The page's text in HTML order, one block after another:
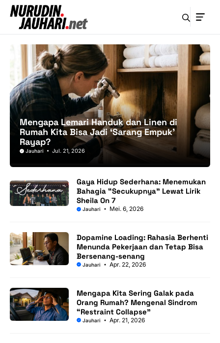
Langsung
Mengapa Lemari Handuk dan Linen di
Rumah Kita Bisa Jadi ‘Sarang Empuk’
Rayap?
Jauhari Jul. 21, 2026
Gaya Hidup Sederhana: Menemukan
Bahagia “Secukupnya” Lewat Lirik
Sheila On 7
Jauhari Mei. 6, 2026
Dopamine Loading: Rahasia Berhenti
Menunda Pekerjaan dan Tetap Bisa
Bersenang-senang
Jauhari Apr. 22, 2026
Mengapa Kita Sering Galak pada
Orang Rumah? Mengenal Sindrom
“Restraint Collapse”
Jauhari Apr. 21, 2026